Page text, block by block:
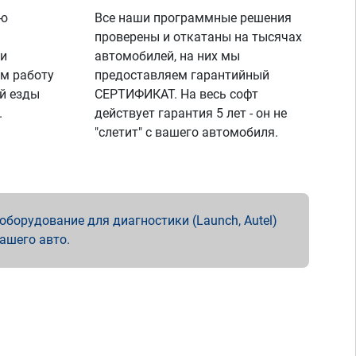
работу
езды
Все наши программные решения
проверены и откатаны на тысячах
автомобилей, на них мы
предоставляем гарантийный
СЕРТИФИКАТ. На весь софт
действует гарантия 5 лет - он не
"слетит" с вашего автомобиля.
для диагностики (Launch, Autel)
авто.